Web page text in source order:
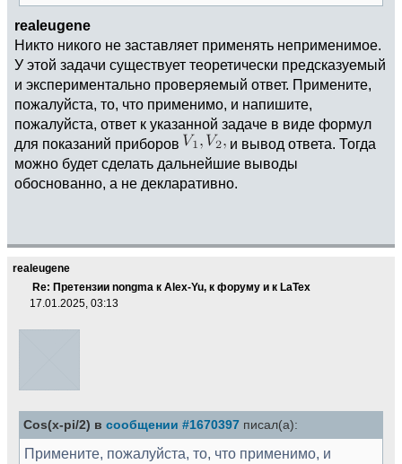
realeugene
Никто никого не заставляет применять неприменимое.
У этой задачи существует теоретически предсказуемый
и экспериментально проверяемый ответ. Примените,
пожалуйста, то, что применимо, и напишите,
пожалуйста, ответ к указанной задаче в виде формул
для показаний приборов
и вывод ответа. Тогда
можно будет сделать дальнейшие выводы
обоснованно, а не декларативно.
realeugene
Re: Претензии nongma к Alex-Yu, к форуму и к LaTex
17.01.2025, 03:13
Cos(x-pi/2) в сообщении #1670397 писал(а):
Примените, пожалуйста, то, что применимо, и